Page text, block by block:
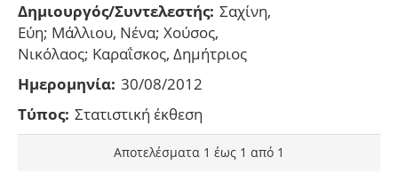
Δημιουργός/Συντελεστής: Σαχίνη,
Εύη; Μάλλιου, Νένα; Χούσος,
Νικόλαος; Καραΐσκος, Δημήτριος
Ημερομηνία: 30/08/2012
Τύπος: Στατιστική έκθεση
Αποτελέσματα 1 έως 1 από 1